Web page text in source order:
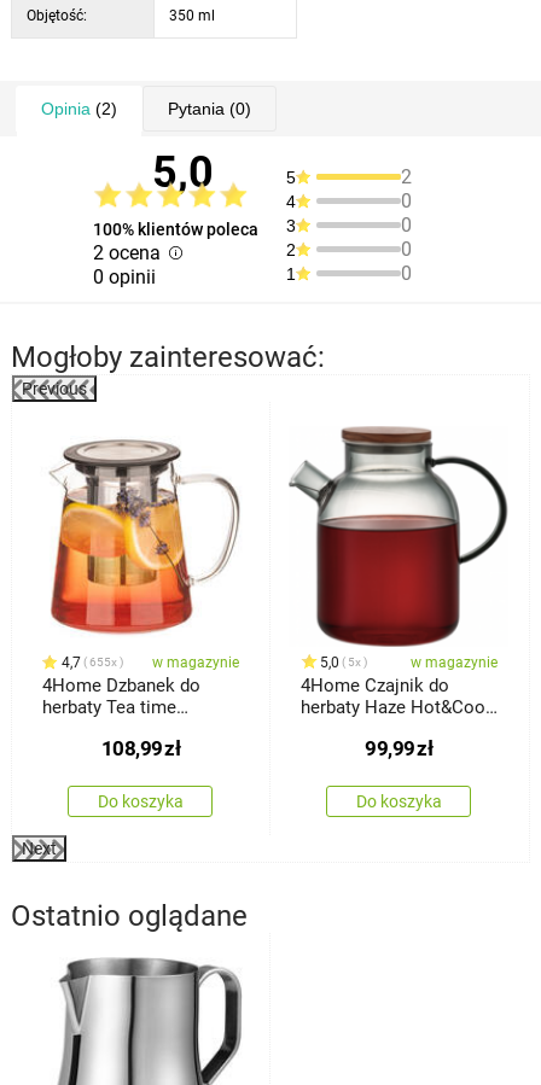
Objętość: 350 ml
Opinia (2) Pytania (0)
5,0
100% klientów poleca
2 ocena
0 opinii
5 2
4 0
3 0
2 0
1 0
Mogłoby zainteresować:
Previous
4,7 655x w magazynie
4Home Dzbanek do
herbaty Tea time
108,99zł
Do koszyka
5,0 5x w magazynie
4Home Czajnik do
herbaty Haze Hot&Cool,
99,99zł
Do koszyka
Next
Ostatnio oglądane